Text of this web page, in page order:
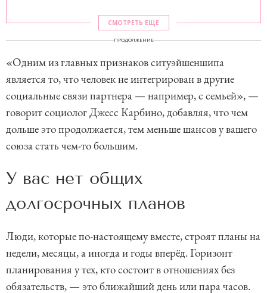
СМОТРЕТЬ ЕЩЕ
ПРОДОЛЖЕНИЕ
«Одним из главных признаков ситуэйшеншипа
является то, что человек не интегрирован в другие
социальные связи партнера — например, с семьей», —
говорит социолог Джесс Карбино, добавляя, что чем
дольше это продолжается, тем меньше шансов у вашего
союза стать чем-то большим.
У вас нет общих
долгосрочных планов
Люди, которые по-настоящему вместе, строят планы на
недели, месяцы, а иногда и годы вперёд. Горизонт
планирования у тех, кто состоит в отношениях без
обязательств, — это ближайший день или пара часов.